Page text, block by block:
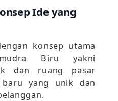
Ide yang
konsep utama
Biru yakni
dan ruang pasar
yang unik dan